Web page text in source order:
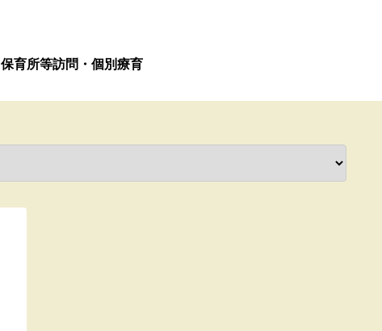
保育所等訪問・個別療育